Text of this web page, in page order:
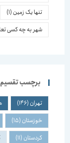
تنها یک زمین(1)
شهر به چه کسی تعلق
برچسب
تهران(146)
خوزستان(15)
کردستان(11)